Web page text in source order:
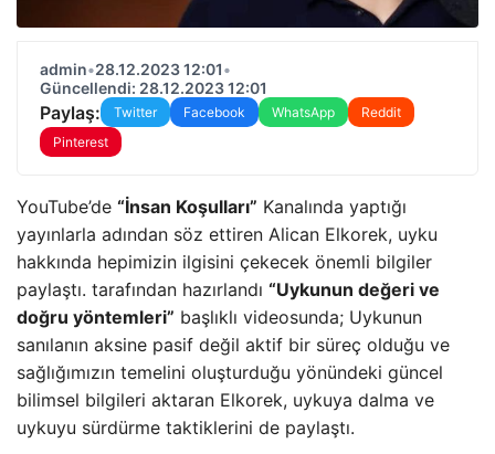
admin•28.12.2023 12:01•
Güncellendi: 28.12.2023 12:01
Paylaş: Twitter Facebook WhatsApp
Reddit
Pinterest
YouTube’de “İnsan Koşulları” Kanalında yaptığı
yayınlarla adından söz ettiren Alican Elkorek, uyku
hakkında hepimizin ilgisini çekecek önemli bilgiler
paylaştı. tarafından hazırlandı “Uykunun değeri ve
doğru yöntemleri” başlıklı videosunda; Uykunun
sanılanın aksine pasif değil aktif bir süreç olduğu ve
sağlığımızın temelini oluşturduğu yönündeki güncel
bilimsel bilgileri aktaran Elkorek, uykuya dalma ve
uykuyu sürdürme taktiklerini de paylaştı.